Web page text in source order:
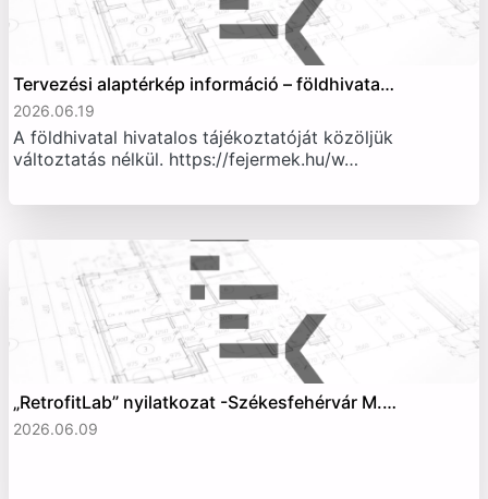
Tervezési alaptérkép információ – földhivata…
2026.06.19
A földhivatal hivatalos tájékoztatóját közöljük
változtatás nélkül. https://fejermek.hu/w…
„RetrofitLab” nyilatkozat -Székesfehérvár M.…
2026.06.09